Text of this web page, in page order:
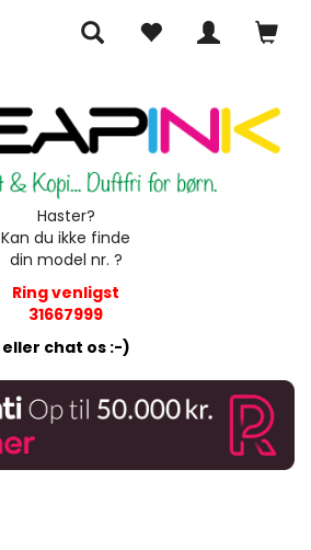
Haster?
Kan du ikke finde
din model nr. ?
Ring venligst
31667999
eller chat os :-)